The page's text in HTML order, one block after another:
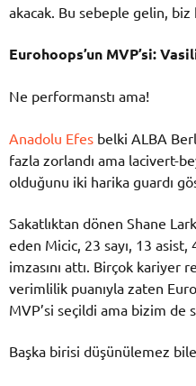
akacak. Bu sebeple gelin,
Eurohoops’un MVP’si:
Ne performanstı ama!
Anadolu Efes belki ALBA
fazla zorlandı ama lacivert-
olduğunu iki harika guardı
Sakatlıktan dönen Shane
eden Micic, 23 sayı, 13
imzasını attı. Birçok kariyer
verimlilik puanıyla zaten
MVP’si seçildi ama bizim de
Başka birisi düşünülemez